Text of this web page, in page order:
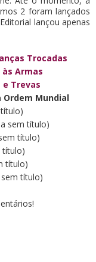
2 foram lançados
lançou apenas
Trocadas
às Armas
e Trevas
Mundial
sem título)
título)
título)
título)
sem título)